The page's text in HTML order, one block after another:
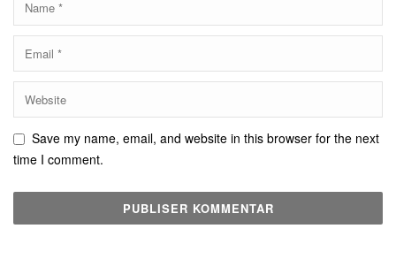
Save my name, email, and website in this browser for the next
time I comment.